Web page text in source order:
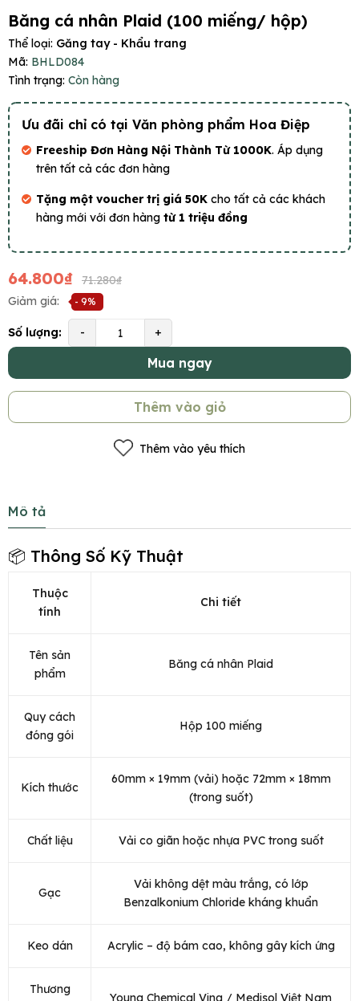
Băng cá nhân Plaid (100 miếng/ hộp)
Thể loại: Găng tay - Khẩu trang
Mã: BHLD084
Tình trạng: Còn hàng
Ưu đãi chỉ có tại Văn phòng phẩm Hoa Điệp
Freeship Đơn Hàng Nội Thành Từ 1000K. Áp dụng
trên tất cả các đơn hàng
Tặng một voucher trị giá 50K cho tất cả các khách
hàng mới với đơn hàng từ 1 triệu đồng
64.800₫
71.280₫
Giảm giá:
- 9%
Số lượng: - +
Mua ngay
Thêm vào giỏ
Thêm vào yêu thích
Mô tả
📦 Thông Số Kỹ Thuật
Thuộc
tính
Chi tiết
Tên sản
phẩm
Băng cá nhân Plaid
Quy cách
đóng gói
Hộp 100 miếng
Kích thước
60mm × 19mm (vải) hoặc 72mm × 18mm
(trong suốt)
Chất liệu Vải co giãn hoặc nhựa PVC trong suốt
Gạc
Vải không dệt màu trắng, có lớp
Benzalkonium Chloride kháng khuẩn
Keo dán Acrylic – độ bám cao, không gây kích ứng
Thương
Young Chemical Vina / Medisol Việt Nam